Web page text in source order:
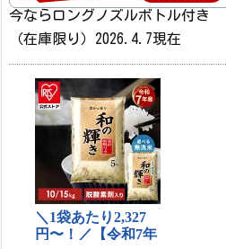
今ならロングノズルボトル付き
（在庫限り）2026.4.7現在